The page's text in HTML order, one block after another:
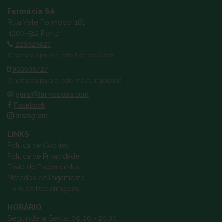
Farmácia Sá
Rua Vale Formoso, 181
4200-512 Porto
225020427
(Chamada para a rede fixa nacional)
933605727
(Chamada para a rede móvel nacional)
geral@farmaciasa.com
Facebook
Instagram
LINKS
Política de Cookies
Política de Privacidade
Envio de Encomendas
Métodos de Pagamento
Livro de Reclamações
HORÁRIO
Segunda a Sexta: 09:00 - 20:00